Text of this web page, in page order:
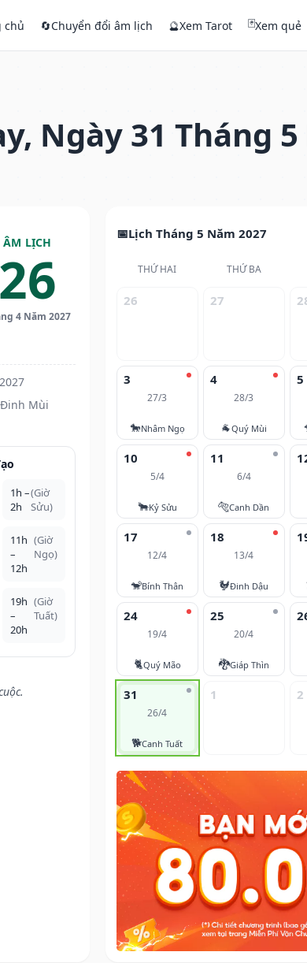
chủ 🔄Chuyển đổi âm lịch 🔮Xem Tarot 🃏Xem quẻ
Ngày 31 Tháng
ÂM LỊCH
26
4 Năm 2027
Đinh Mùi
1h –
2h
(Giờ
Sửu)
11h
–
12h
(Giờ
Ngọ)
19h
–
20h
(Giờ
Tuất)
Lịch Tháng 5 Năm 2027
THỨ HAI THỨ BA
26 27
3
27/3
🐎Nhâm Ngọ
4
28/3
🐐Quý Mùi
5
10
5/4
🐂Kỷ Sửu
11
6/4
🐅Canh Dần
17
12/4
🐒Bính Thân
18
13/4
🐓Đinh Dậu
24
19/4
🐈Quý Mão
25
20/4
🐉Giáp Thìn
31
26/4
🐕Canh Tuất
1 2